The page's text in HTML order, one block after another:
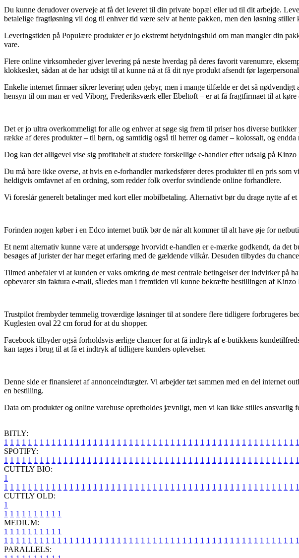
Du kunne derudover overveje at få det leveret til din private bopæl eller ud til dit arbejde.
betalelige fragtløsning vil dog til enhver tid være selv at hente pakken, men den løsning stiller
Leveringstiden på Populære produkter er jo ekstremt betydningsfuld om man mangler din
vare.
Flere online virksomheder giver levering på næste hverdag på deres favorit varenumre,
klokkeslæt, sådan at de har udsigt til at kunne nå at få dit nye produkt afsendt før
Enkelte internet firmaer sikrer levering uden gebyr, men i mange tilfælde er det så
hensyn til om man er ved Viborg, Frederiksværk eller Ebeltoft – er at få fragtfirmaet til at køre
Det er jo ultra overkommeligt for alle og enhver at søge sig frem til priser hos diverse
række af deres produkter – til børn, og samtidig også til herrer og damer – kolossalt, og
Dog kan det alligevel vise sig profitabelt at studere forskellige e-handler efter udsalg på
Du må bare ikke overse, at hvis en e-forhandler markedsfører deres produkter til en pris
heldigvis omfavnet af en ordning, som redder folk overfor svindlende online forhandlere.
Vi foreslår generelt betalinger med kort eller mobilbetaling. Alternativt bør du drage nytte af
Forinden nogen køber i en Edco internet butik bør de når alt kommer til alt have øje for
Et nemt alternativ kunne være at undersøge hvorvidt e-handlen er e-mærke godkendt, da det
besøges af jurister der har meget erfaring med de gældende vilkår. Desuden tilbydes du
Tilmed anbefaler vi at kunden er vaks omkring de mest centrale betingelser der indvirker på
opbevarer sin faktura e-mail, således man i fremtiden vil kunne bekræfte bestillingen af
Trustpilot frembyder temmelig troværdige løsninger til at sondere flere tidligere forbrugeres
Kuglesten oval 22 cm forud for at du shopper.
Facebook tilbyder også forholdsvis ærlige chancer for at få indtryk af e-butikkens
kan tages i brug til at få et indtryk af tidligere kunders oplevelser.
Denne side er finansieret af annonceindtægter. Vi arbejder tæt sammen med en del internet
en bestilling.
Data om produkter og online varehuse opretholdes jævnligt, men vi kan ikke stilles ansvarlig
BITLY:
1 1 1 1 1 1 1 1 1 1 1 1 1 1 1 1 1 1 1 1 1 1 1 1 1 1 1 1 1 1 1 1 1 1 1 1 1 1 1 1 1 1 1 1 1 1 1 1 1 1
SPOTIFY:
1 1 1 1 1 1 1 1 1 1 1 1 1 1 1 1 1 1 1 1 1 1 1 1 1 1 1 1 1 1 1 1 1 1 1 1 1 1 1 1 1 1 1 1 1 1 1 1 1 1
CUTTLY BIO:
1
1 1 1 1 1 1 1 1 1 1 1 1 1 1 1 1 1 1 1 1 1 1 1 1 1 1 1 1 1 1 1 1 1 1 1 1 1 1 1 1 1 1 1 1 1 1 1 1 1 1
CUTTLY OLD:
1
1 1 1 1 1 1 1 1 1 1
MEDIUM:
1 1 1 1 1 1 1 1 1 1
1 1 1 1 1 1 1 1 1 1 1 1 1 1 1 1 1 1 1 1 1 1 1 1 1 1 1 1 1 1 1 1 1 1 1 1 1 1 1 1 1 1 1 1 1 1 1 1 1 1
PARALLELS: